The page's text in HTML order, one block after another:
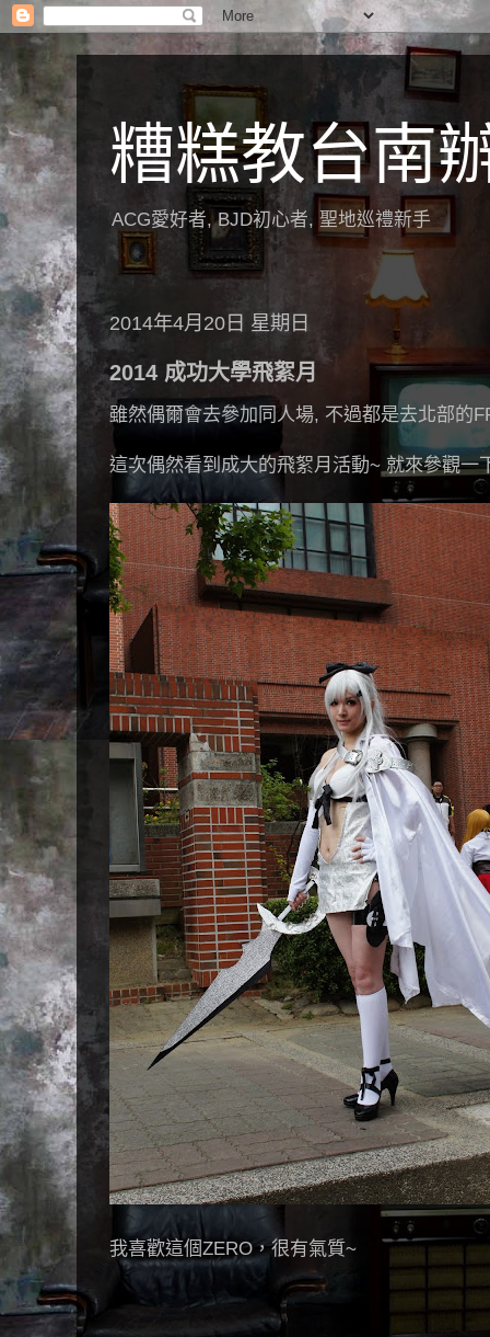
糟糕教台南
ACG愛好者, BJD初心者, 聖地巡禮新手
2014年4月20日 星期日
2014 成功大學飛絮月
雖然偶爾會去參加同人場, 不過都是去北部的
這次偶然看到成大的飛絮月活動~ 就來參觀一
我喜歡這個ZERO，很有氣質~